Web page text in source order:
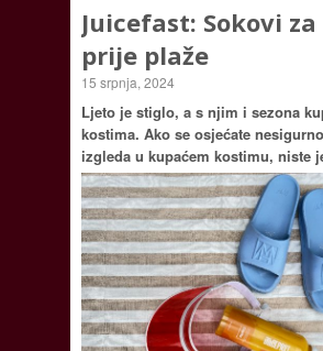
Juicefast: Sokovi
prije plaže
15 srpnja, 2024
Ljeto je stiglo, a s njim i sezona
kostima. Ako se osjećate
izgleda u kupaćem kostimu, niste